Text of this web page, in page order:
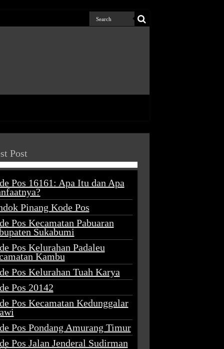
Post
Pos 16161: Apa Itu dan Apa
Pinang Kode Pos
Pos Kecamatan Pabuaran
Sukabumi
Pos Kelurahan Padaleu
Kambu
Pos Kelurahan Tuah Karya
Pos 20142
Pos Kecamatan Kedunggalar
Pos Pondang Amurang Timur
Pos Jalan Jenderal Sudirman